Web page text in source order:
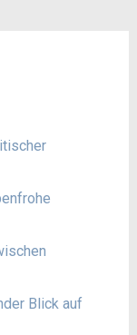
Blick auf